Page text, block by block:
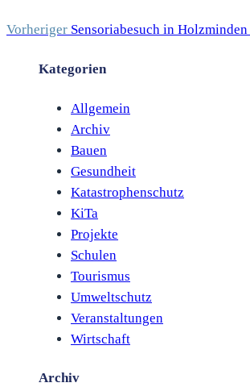
Vorheriger Sensoriabesuch in Holzminden
Kategorien
Allgemein
Archiv
Bauen
Gesundheit
Katastrophenschutz
KiTa
Projekte
Schulen
Tourismus
Umweltschutz
Veranstaltungen
Wirtschaft
Archiv